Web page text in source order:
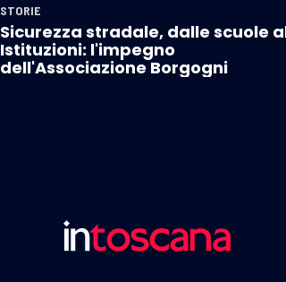
STORIE
Sicurezza stradale, dalle scuole
Istituzioni: l'impegno
dell'Associazione Borgogni